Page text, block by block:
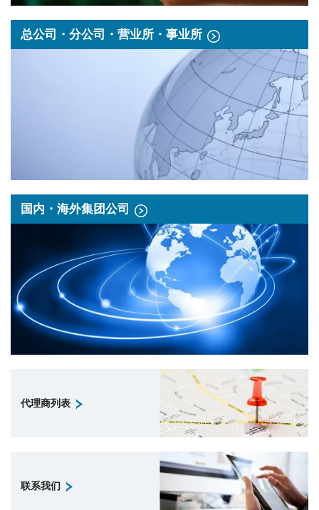
总公司・分公司・营业所・事业所
国内・海外集团公司
代理商列表
联系我们